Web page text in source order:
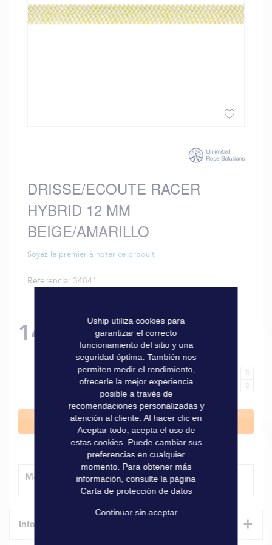
la
galería
de
DRISSE/ECOUTE RACER
HYBRID 12 MM
BEIGE/AMARILLO
Soyez le premier à noter ce produit
Referencia 34841
14,80 €
Añadir al carrito
Método de entrega
Informaciones técnicas +
Uship utiliza cookies para
garantizar el correcto
funcionamiento del sitio y una
seguridad óptima. También nos
permiten medir el rendimiento,
ofrecerle la mejor experiencia
posible a través de
recomendaciones personalizadas y
atención al cliente. Al hacer clic en
Aceptar todo, acepta el uso de
estas cookies. Puede cambiar sus
preferencias en cualquier
momento. Para obtener más
información, consulte la página
Carta de protección de datos
Continuar sin aceptar